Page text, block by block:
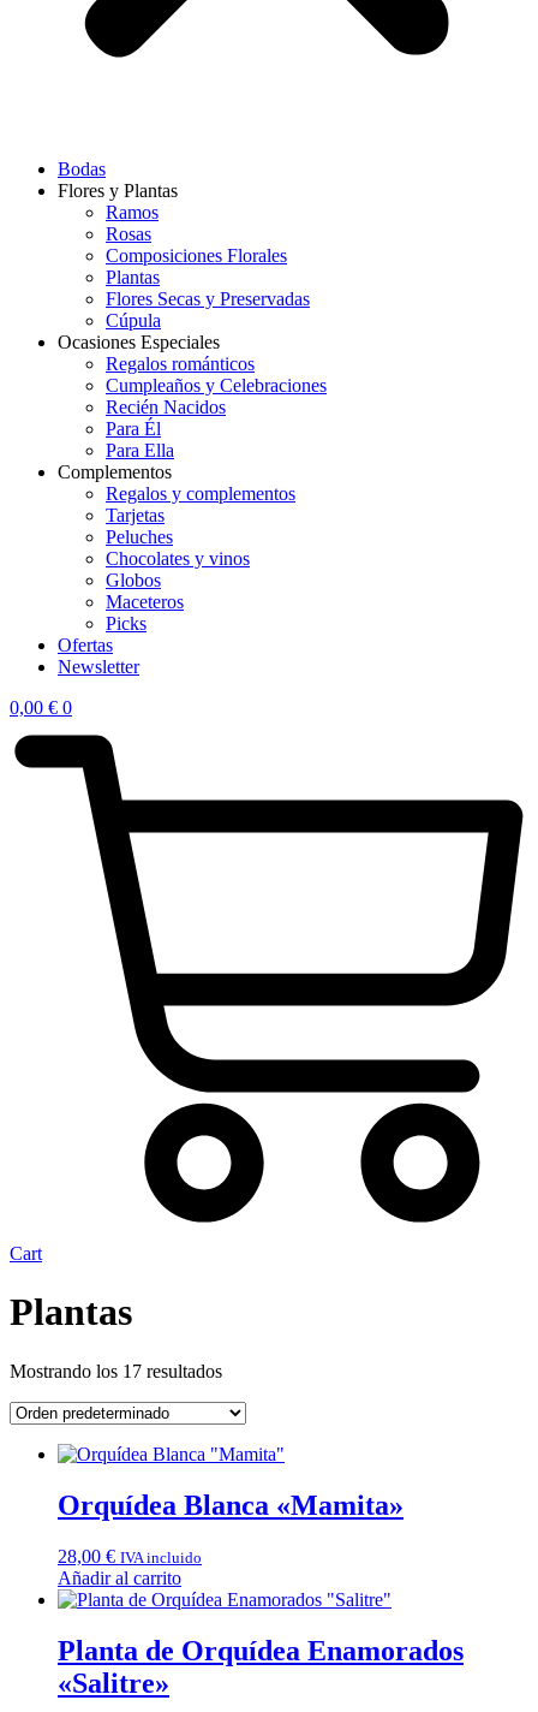
Bodas
Flores y Plantas
Ramos
Rosas
Composiciones Florales
Plantas
Flores Secas y Preservadas
Cúpula
Ocasiones Especiales
Regalos románticos
Cumpleaños y Celebraciones
Recién Nacidos
Para Él
Para Ella
Complementos
Regalos y complementos
Tarjetas
Peluches
Chocolates y vinos
Globos
Maceteros
Picks
Ofertas
Newsletter
0,00 € 0
Cart
Plantas
Mostrando los 17 resultados
Orquídea Blanca «Mamita»
28,00 € IVA incluido
Añadir al carrito
Planta de Orquídea Enamorados
«Salitre»